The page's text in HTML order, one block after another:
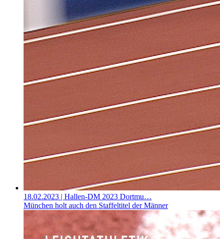
18.02.2023 | Hallen-DM 2023 Dortmu…
München holt auch den Staffeltitel der Männer